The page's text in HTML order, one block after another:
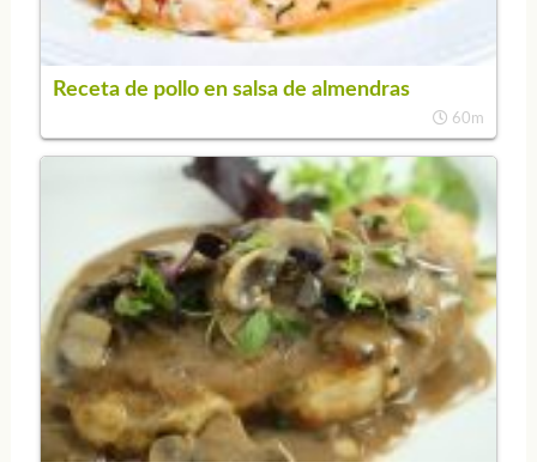
Receta de pollo en salsa de almendras
60m